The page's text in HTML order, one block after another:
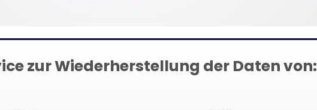
zur Wiederherstellung der Daten von: